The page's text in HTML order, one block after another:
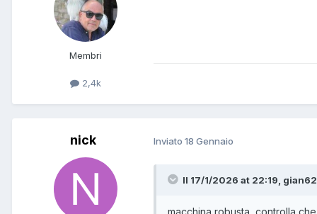
Membri
2,4k
nick Inviato 18 Gennaio
Il 17/1/2026 at 22:19,
macchina robusta, controlla